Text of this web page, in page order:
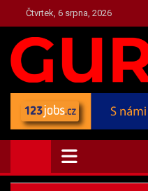
to
content
Čtvrtek, 6 srpna, 2026
PRESS, AKTUALITY A